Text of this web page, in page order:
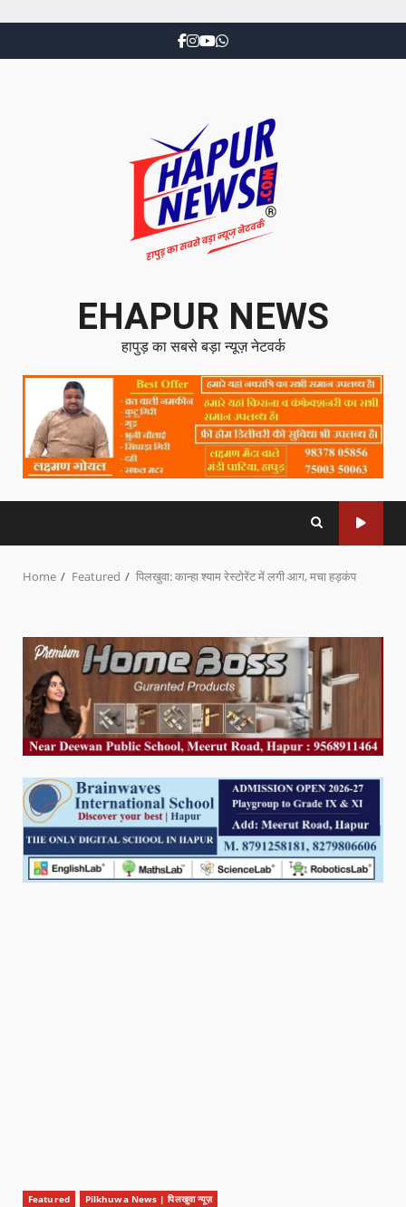
EHAPUR NEWS
हापुड़ का सबसे बड़ा न्यूज़ नेटवर्क
Home Featured पिलखुवा: कान्हा श्याम रेस्टोरेंट में लगी आग, मचा हड़कंप
Featured Pilkhuwa News | पिलखुवा न्यूज़